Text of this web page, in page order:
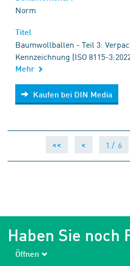
Norm
Baumwollballen - Teil 3:
Kennzeichnung (ISO 8115-
Mehr
Kaufen bei DIN Media
Kaufen bei DIN Media
<< < 1 / 6
Haben Sie noch
Öffnen